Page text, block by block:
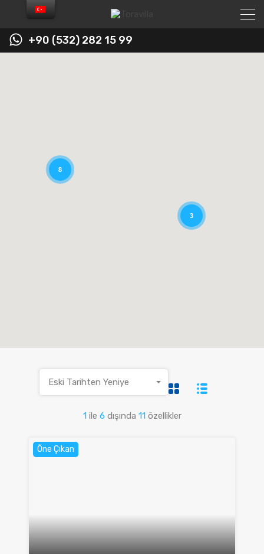
+90 (532) 282 15 99
8
3
1 ile 6 dışında 11 özellikler
Eski Tarihten Yeniye
Öne Çıkan